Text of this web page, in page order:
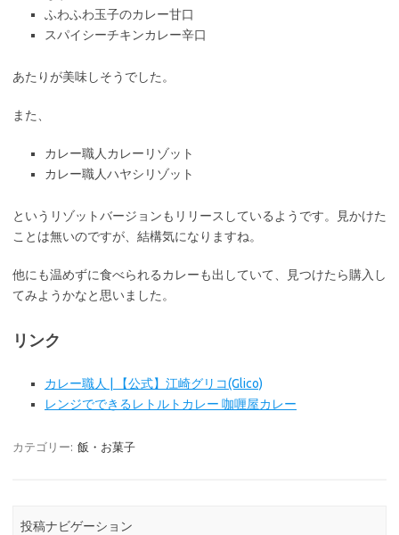
ふわふわ玉子のカレー甘口
スパイシーチキンカレー辛口
あたりが美味しそうでした。
また、
カレー職人カレーリゾット
カレー職人ハヤシリゾット
というリゾットバージョンもリリースしているようです。見かけた
ことは無いのですが、結構気になりますね。
他にも温めずに食べられるカレーも出していて、見つけたら購入し
てみようかなと思いました。
リンク
カレー職人 | 【公式】江崎グリコ(Glico)
レンジでできるレトルトカレー 咖喱屋カレー
カテゴリー: 飯・お菓子
投稿ナビゲーション